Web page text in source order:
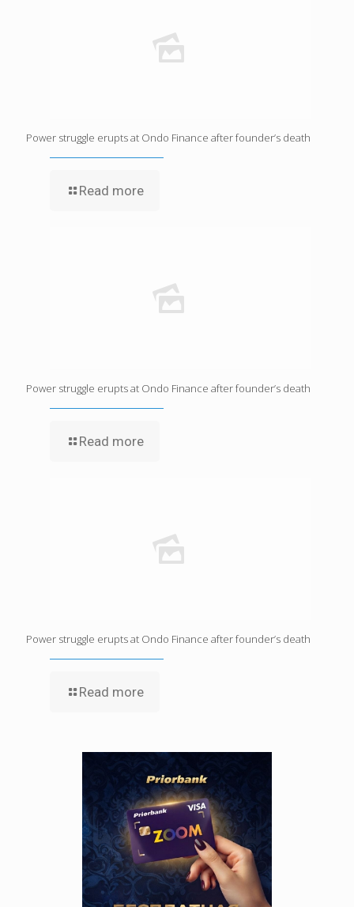
Power struggle erupts at Ondo Finance after founder’s death
Read more
Power struggle erupts at Ondo Finance after founder’s death
Read more
Power struggle erupts at Ondo Finance after founder’s death
Read more